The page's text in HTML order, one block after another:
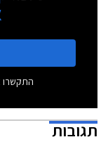
התקשרו
תגובות